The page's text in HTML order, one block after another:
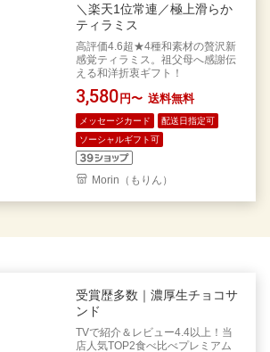
＼楽天1位常連／極上滑らか
ティラミス
高評価4.6超★4種和素材の贅沢新
感覚ティラミス。祖父母へ感謝伝
える和洋折衷ギフト！
3,580 円〜 送料無料
メッセージカード
配送日指定可
ソーシャルギフト可
Morin（もりん）
受賞歴多数｜濃厚生チョコサ
ンド
TVで紹介＆レビュー4.4以上！当
店人気TOP2食べ比べプレミアム